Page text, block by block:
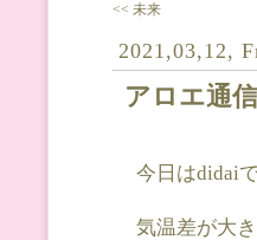
<< 未来
2021,03,12,
アロエ通
今日はdidaiで
気温差が大